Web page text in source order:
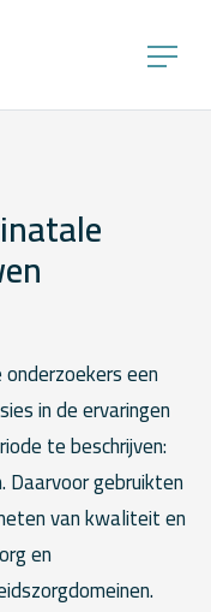
een
in de ervaringen
te beschrijven:
Daarvoor gebruikten
van kwaliteit en
en